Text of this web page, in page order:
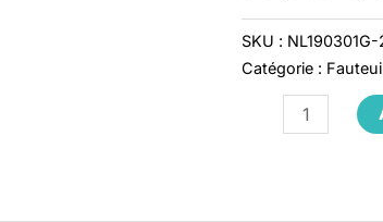
SKU : NL190301G-
Catégorie :